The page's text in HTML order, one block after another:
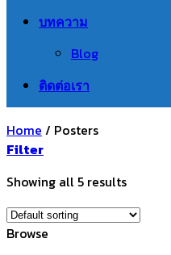
บทความ
Blog
ติดต่อเรา
Home / Posters
Filter
Showing all 5 results
Browse